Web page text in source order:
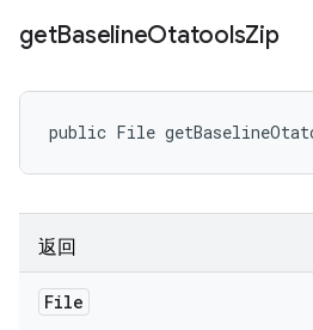
getBaselineOtatoolsZip
public File
返回
File